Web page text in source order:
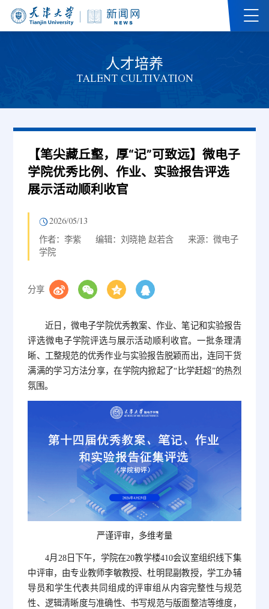
人才培养
TALENT CULTIVATION
【笔尖藏丘壑，厚“记”可致远】微电子
学院优秀比例、作业、实验报告评选
展示活动顺利收官
2026/05/13
作者：李紫 编辑：刘晓艳 赵若含
来源：微电子
学院
分享
近日，微电子学院优秀教案、作业、笔记和实验报告
评选微电子学院评选与展示活动顺利收官。一批条理清
晰、工整规范的优秀作业与实验报告脱颖而出，连同干货
满满的学习方法分享，在学院内掀起了“比学赶超”的热烈
氛围。
严谨评审，多维考量
4月28日下午，学院在20教学楼410会议室组织线下集
中评审，由专业教师李敏教授、杜明昆副教授，学工办辅
导员和学生代表共同组成的评审组从内容完整性与规范
性、逻辑清晰度与准确性、书写规范与版面整洁等维度，